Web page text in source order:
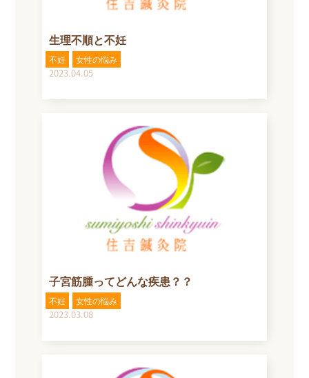
生理不順と不妊
不妊 女性の悩み
2023.04.05
子宮筋腫ってどんな疾患？？
不妊 女性の悩み
2023.03.08